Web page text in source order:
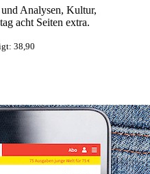
Analysen, Kultur,
acht Seiten extra.
38,90